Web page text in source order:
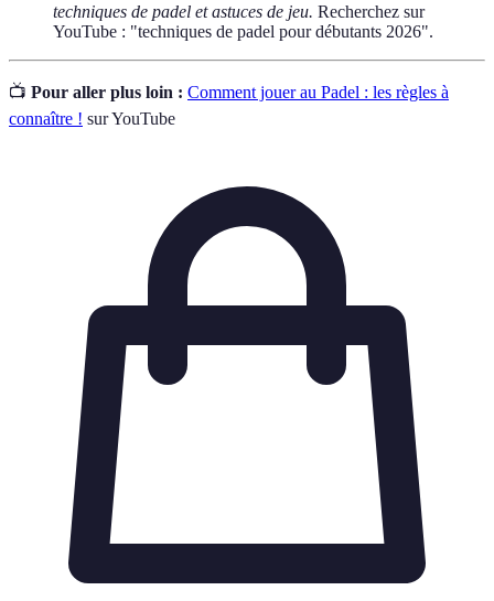
techniques de padel et astuces de jeu. Recherchez sur
YouTube : "techniques de padel pour débutants 2026".
📺 Pour aller plus loin : Comment jouer au Padel : les règles à
connaître ! sur YouTube